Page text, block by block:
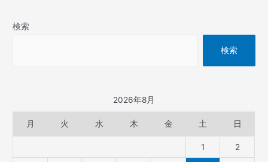
検索
検索
2026年8月
月 火 水 木 金 土 日
1 2